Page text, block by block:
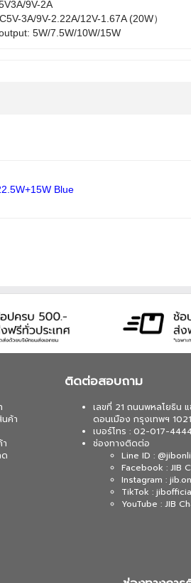
9V-2A
3A/9V-2.22A/12V-1.67A (20W）
5W/7.5W/10W/15W
Blue
ค้า
ติดต่อสอบถาม
เลขที่ 21 ถนนพหลโยธิน
ดอนเมือง กรุงเทพฯ
เบอร์โทร : 02-017-
ช่องทางติดต่อ
Line ID :
Facebook : JIB
Instagram :
TikTok :
YouTube : JIB